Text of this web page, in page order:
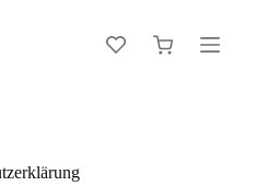
Warenkorb